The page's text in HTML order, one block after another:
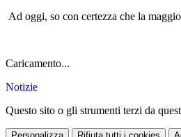
Ad oggi, so con certezza che la
Caricamento...
Notizie
Questo sito o gli strumenti terzi da